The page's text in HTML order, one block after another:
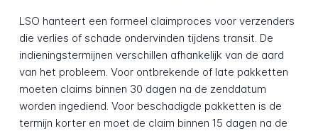
LSO hanteert een formeel claimproces voor verzenders
die verlies of schade ondervinden tijdens transit. De
indieningstermijnen verschillen afhankelijk van de aard
van het probleem. Voor ontbrekende of late pakketten
moeten claims binnen 30 dagen na de zenddatum
worden ingediend. Voor beschadigde pakketten is de
termijn korter en moet de claim binnen 15 dagen na de